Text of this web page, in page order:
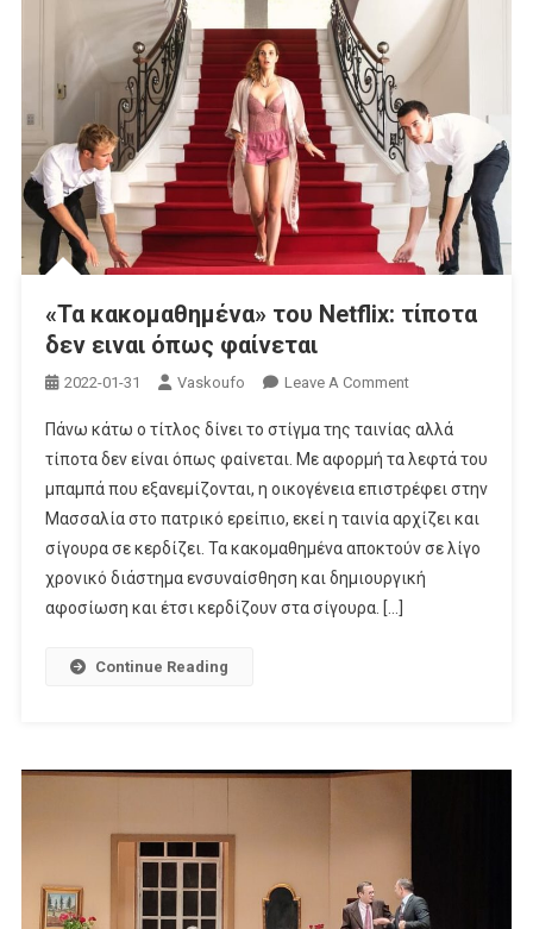
«Τα κακομαθημένα» του Netflix: τίποτα
δεν ειναι όπως φαίνεται
2022-01-31 Vaskoufo Leave A CommentOn
Κακομαθημένα»
Του
Netflix:
Τίποτα
Δεν
Ειναι
Πάνω κάτω ο τίτλος δίνει το στίγμα της ταινίας αλλά
τίποτα δεν είναι όπως φαίνεται. Με αφορμή τα λεφτά του
μπαμπά που εξανεμίζονται, η οικογένεια επιστρέφει στην
Μασσαλία στο πατρικό ερείπιο, εκεί η ταινία αρχίζει και
σίγουρα σε κερδίζει. Τα κακομαθημένα αποκτούν σε λίγο
χρονικό διάστημα ενσυναίσθηση και δημιουργική
αφοσίωση και έτσι κερδίζουν στα σίγουρα. […]
Continue Reading